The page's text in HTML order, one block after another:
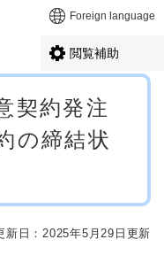
文へ Foreign language
閲覧補助
契約発注
の締結状
新日：2025年5月29日更新